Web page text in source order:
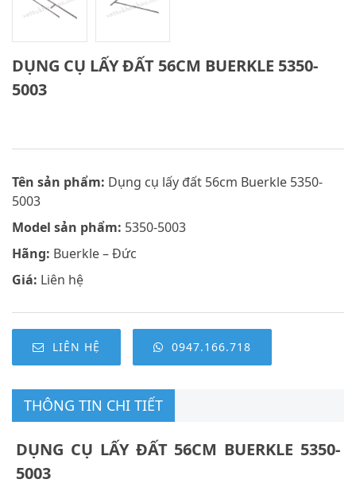
DỤNG CỤ LẤY ĐẤT 56CM BUERKLE 5350-
5003
Tên sản phẩm: Dụng cụ lấy đất 56cm Buerkle 5350-
5003
Model sản phẩm: 5350-5003
Hãng: Buerkle – Đức
Giá: Liên hệ
LIÊN HỆ 0947.166.718
THÔNG TIN CHI TIẾT
DỤNG CỤ LẤY ĐẤT 56CM BUERKLE 5350-
5003